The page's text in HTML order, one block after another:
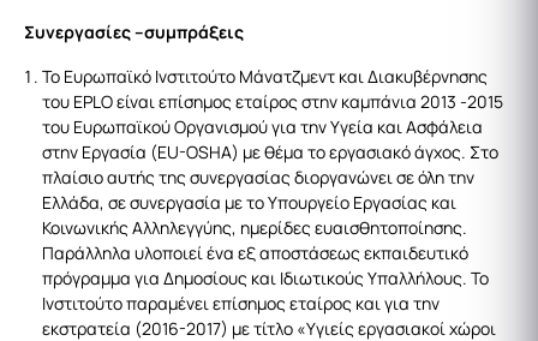
Συνεργασίες –συμπράξεις
Το Ευρωπαϊκό Ινστιτούτο Μάνατζμεντ και Διακυβέρνησης
του EPLO είναι επίσημος εταίρος στην καμπάνια 2013 -2015
του Ευρωπαϊκού Οργανισμού για την Υγεία και Ασφάλεια
στην Εργασία (EU-OSHA) με θέμα το εργασιακό άγχος. Στο
πλαίσιο αυτής της συνεργασίας διοργανώνει σε όλη την
Ελλάδα, σε συνεργασία με το Υπουργείο Εργασίας και
Κοινωνικής Αλληλεγγύης, ημερίδες ευαισθητοποίησης.
Παράλληλα υλοποιεί ένα εξ αποστάσεως εκπαιδευτικό
πρόγραμμα για Δημοσίους και Ιδιωτικούς Υπαλλήλους. Το
Ινστιτούτο παραμένει επίσημος εταίρος και για την
εκστρατεία (2016-2017) με τίτλο «Υγιείς εργασιακοί χώροι